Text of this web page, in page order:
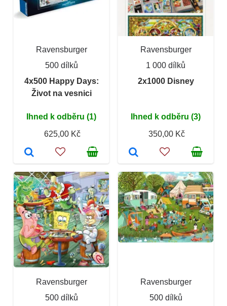
Ravensburger
500 dílků
4x500 Happy Days:
Život na vesnici
Ihned k odběru (1)
625,00 Kč
Ravensburger
1 000 dílků
2x1000 Disney
Ihned k odběru (3)
350,00 Kč
Ravensburger
500 dílků
Ravensburger
500 dílků